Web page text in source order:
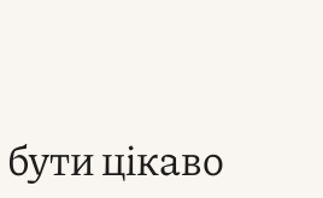
цікаво